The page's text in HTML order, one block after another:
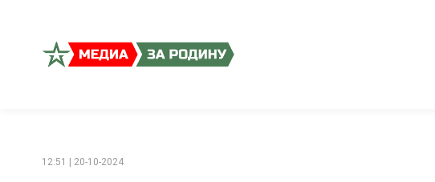
12:51 | 20-10-2024